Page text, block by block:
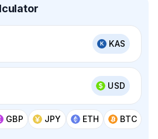
KAS
USD
GBP JPY ETH BTC